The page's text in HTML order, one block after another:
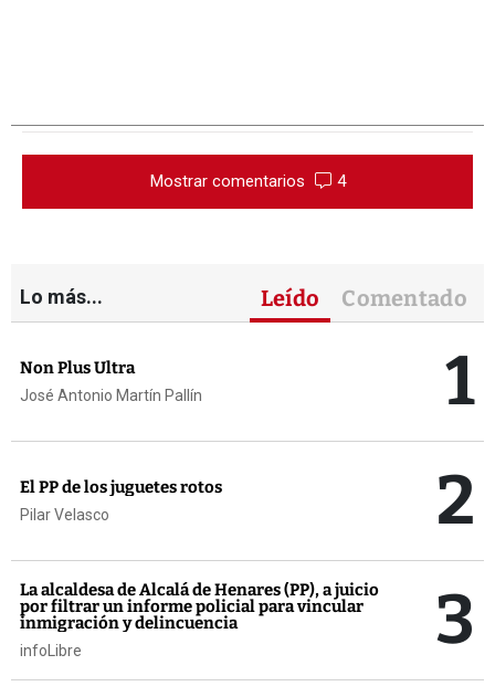
Mostrar comentarios 4
Lo más... Leído Comentado
Non Plus Ultra
José Antonio Martín Pallín 1
El PP de los juguetes rotos
Pilar Velasco 2
La alcaldesa de Alcalá de Henares (PP), a juicio
por filtrar un informe policial para vincular
inmigración y delincuencia
infoLibre 3